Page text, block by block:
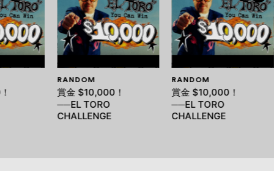
RANDOM
賞金 $10,000！
──EL TORO
CHALLENGE
RANDOM
賞金 $10,000！
──EL TORO
CHALLENGE